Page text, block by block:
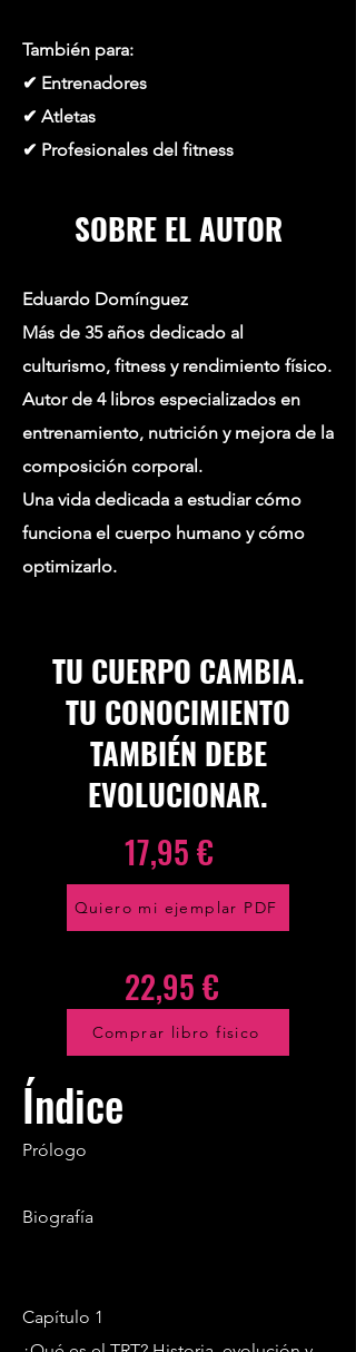
También para:
✔ Entrenadores
✔ Atletas
✔ Profesionales del fitness
SOBRE EL AUTOR
Eduardo Domínguez
Más de 35 años dedicado al
culturismo, fitness y rendimiento físico.
Autor de 4 libros especializados en
entrenamiento, nutrición y mejora de la
composición corporal.
Una vida dedicada a estudiar cómo
funciona el cuerpo humano y cómo
optimizarlo.
TU CUERPO CAMBIA.
TU CONOCIMIENTO
TAMBIÉN DEBE
EVOLUCIONAR.
17,95 €
Quiero mi ejemplar PDF
22,95 €
Comprar libro fisico
Índice
Prólogo
Biografía
Capítulo 1